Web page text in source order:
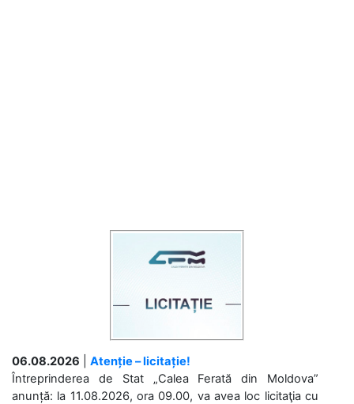
06.08.2026
Atenție – licitație!
Întreprinderea de Stat „Calea Ferată din Moldova”
anunță: la 11.08.2026, ora 09.00, va avea loc licitaţia cu